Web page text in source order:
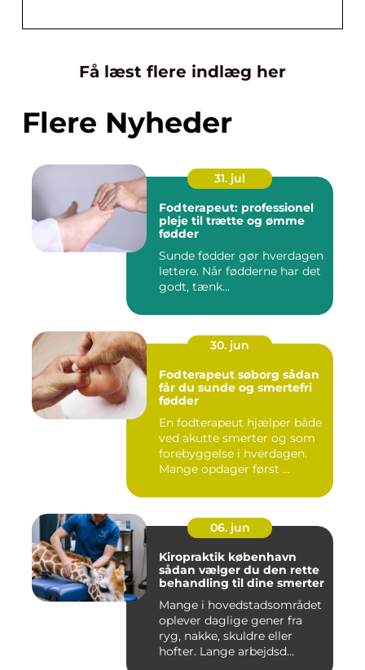
Få læst flere indlæg her
Flere Nyheder
31. jul
Fodterapeut: professionel
pleje til trætte og ømme
fødder
Sunde fødder gør hverdagen
lettere. Når fødderne har det
godt, tænk...
30. jun
Fodterapeut søborg sådan
får du sunde og smertefri
fødder
En fodterapeut hjælper både
ved akutte smerter og som
forebyggelse i hverdagen.
Mange opdager først ...
06. jun
Kiropraktik københavn
sådan vælger du den rette
behandling til dine smerter
Mange i hovedstadsområdet
oplever daglige gener fra
ryg, nakke, skuldre eller
hofter. Lange arbejdsd...